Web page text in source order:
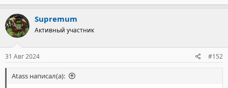
«Вай-фая нет, связь через телефонистку»
- Правда, что там нельзя носить синие джинсы, потому что
голубой цвет ассоциируется у местных идеологов с символом
мирового империализма?
критиковал. А вот горожане джинсы не носят.
Supremum
Активный участник
31 Авг 2024 #152
Atass написал(а):